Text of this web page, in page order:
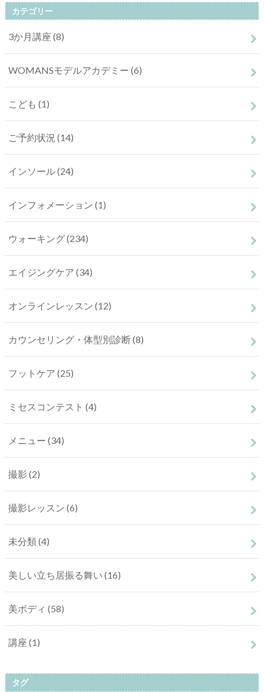
カテゴリー
3か月講座 (8)
WOMANSモデルアカデミー (6)
こども (1)
ご予約状況 (14)
インソール(24)
インフォメーション (1)
ウォーキング(234)
エイジングケア (34)
オンラインレッスン (12)
カウンセリング・体型別診断(8)
フットケア (25)
ミセスコンテスト (4)
メニュー (34)
撮影 (2)
撮影レッスン (6)
未分類(4)
美しい立ち居振る舞い (16)
美ボディ (58)
講座 (1)
タグ